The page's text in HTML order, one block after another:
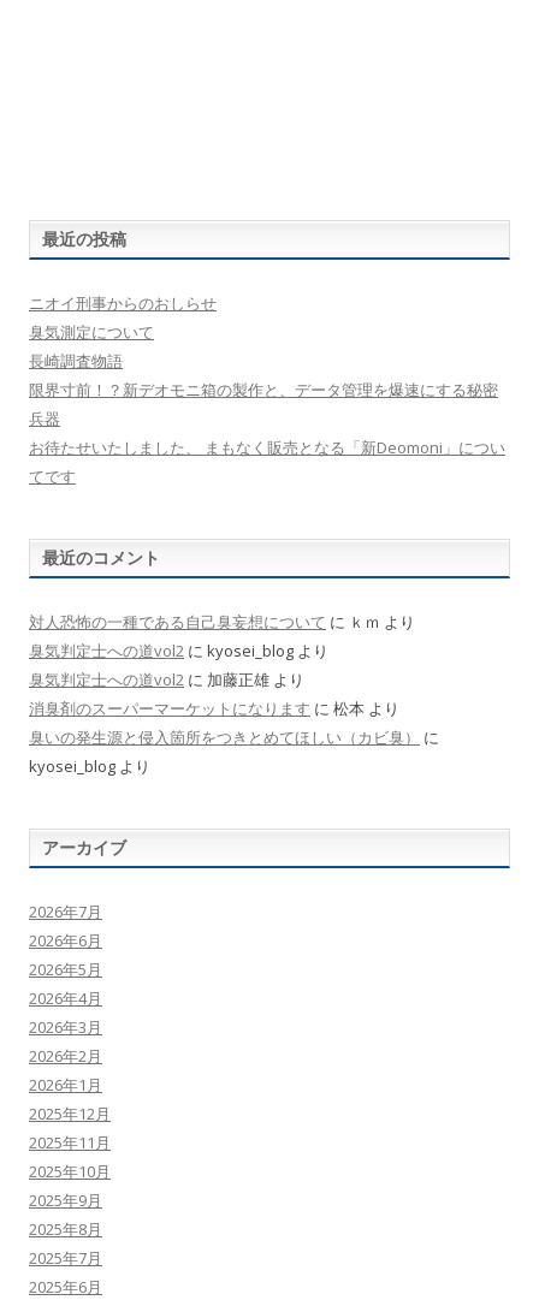
最近の投稿
ニオイ刑事からのおしらせ
臭気測定について
長崎調査物語
限界寸前！？新デオモニ箱の製作と、データ管理を爆速にする秘密
兵器
お待たせいたしました、 まもなく販売となる「新Deomoni」につい
てです
最近のコメント
対人恐怖の一種である自己臭妄想について に ｋｍ より
臭気判定士への道vol2 に kyosei_blog より
臭気判定士への道vol2 に 加藤正雄 より
消臭剤のスーパーマーケットになります に 松本 より
臭いの発生源と侵入箇所をつきとめてほしい（カビ臭）
に
kyosei_blog より
アーカイブ
2026年7月
2026年6月
2026年5月
2026年4月
2026年3月
2026年2月
2026年1月
2025年12月
2025年11月
2025年10月
2025年9月
2025年8月
2025年7月
2025年6月